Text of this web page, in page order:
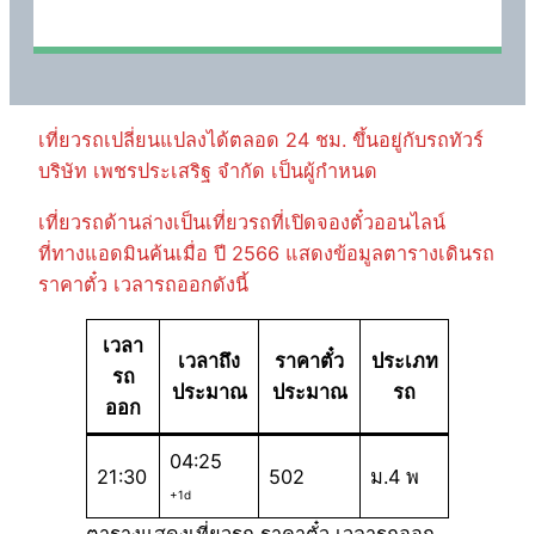
เที่ยวรถเปลี่ยนแปลงได้ตลอด 24 ชม. ขึ้นอยู่กับรถทัวร์
บริษัท เพชรประเสริฐ จำกัด เป็นผู้กำหนด
เที่ยวรถด้านล่างเป็นเที่ยวรถที่เปิดจองตั๋วออนไลน์
ที่ทางแอดมินค้นเมื่อ ปี 2566 แสดงข้อมูลตารางเดินรถ
ราคาตั๋ว เวลารถออกดังนี้
เวลา
รถ
ออก
เวลาถึง
ประมาณ
ราคาตั๋ว
ประมาณ
ประเภท
รถ
21:30
04:25
+1d
502 ม.4 พ